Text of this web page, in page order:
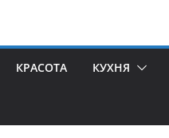
КРАСОТА КУХНЯ